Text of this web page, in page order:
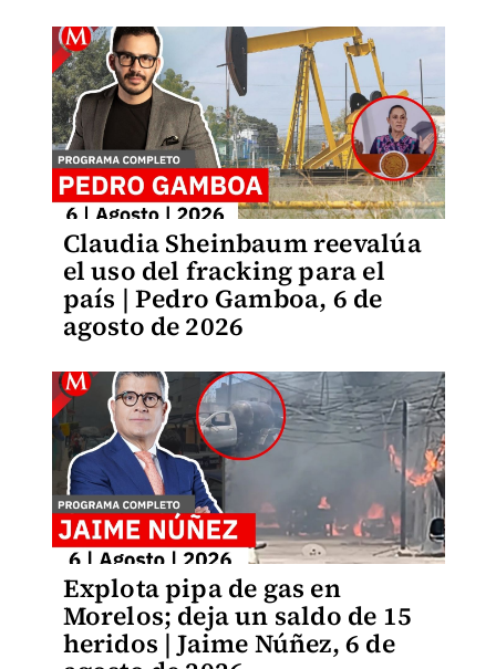
Claudia Sheinbaum reevalúa
el uso del fracking para el
país | Pedro Gamboa, 6 de
agosto de 2026
Explota pipa de gas en
Morelos; deja un saldo de 15
heridos | Jaime Núñez, 6 de